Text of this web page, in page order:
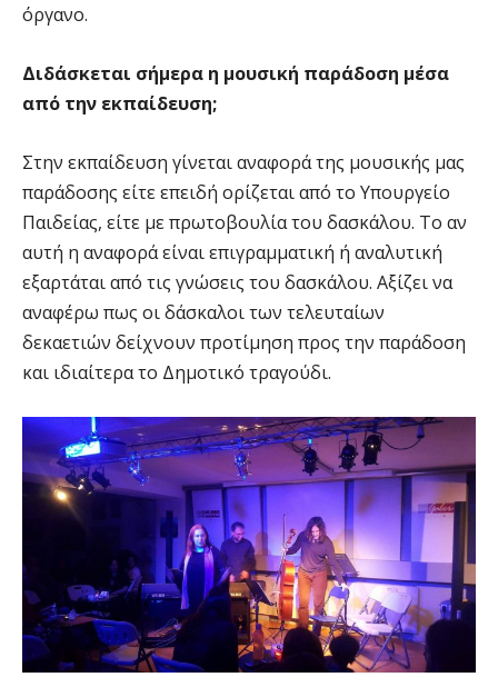
όργανο.
Διδάσκεται σήμερα η μουσική παράδοση μέσα
από την εκπαίδευση;
Στην εκπαίδευση γίνεται αναφορά της μουσικής μας
παράδοσης είτε επειδή ορίζεται από το Υπουργείο
Παιδείας, είτε με πρωτοβουλία του δασκάλου. Το αν
αυτή η αναφορά είναι επιγραμματική ή αναλυτική
εξαρτάται από τις γνώσεις του δασκάλου. Αξίζει να
αναφέρω πως οι δάσκαλοι των τελευταίων
δεκαετιών δείχνουν προτίμηση προς την παράδοση
και ιδιαίτερα το Δημοτικό τραγούδι.